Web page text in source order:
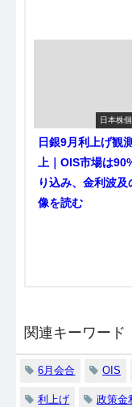
日本株
日銀9月利上げ観
上｜OIS市場は
り込み、金利波及
像を読む
関連キーワード
6月会合 OIS
利上げ 政策金